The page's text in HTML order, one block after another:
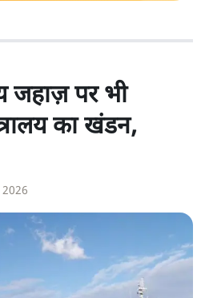
जहाज़ पर भी
का खंडन,
2026